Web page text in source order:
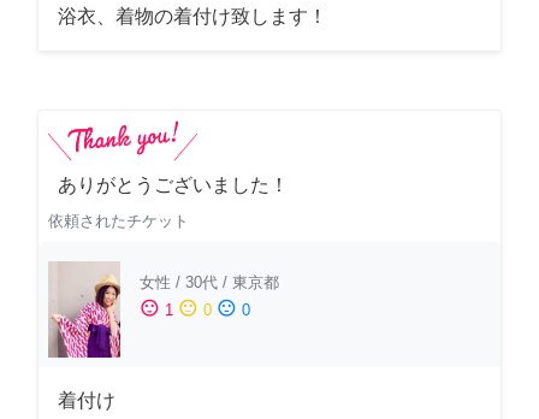
浴衣、着物の着付け致します！
ありがとうございました！
依頼されたチケット
女性 / 30代 / 東京都
sentiment_satisfied 1 sentiment_neutral 0 sentiment_dissatisfied 0
着付け